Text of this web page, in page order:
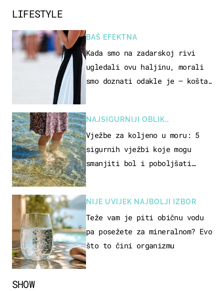
SHOW
LIFESTYLE
BAŠ EFEKTNA
Kada smo na zadarskoj rivi
ugledali ovu haljinu, morali
smo doznati odakle je – košta
NAJSIGURNIJI OBLIK
REKREACIJE
Vježbe za koljeno u moru: 5
sigurnih vježbi koje mogu
smanjiti bol i poboljšati
NIJE UVIJEK NAJBOLJI IZBOR
Teže vam je piti običnu vodu
pa posežete za mineralnom? Evo
što to čini organizmu